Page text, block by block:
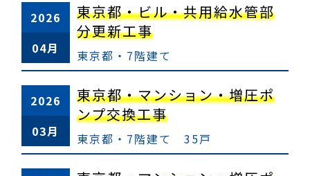
2026
04月
東京都・ビル・共用給水管部
分更新工事
東京都・7階建て
2026
03月
東京都・マンション・増圧ポ
ンプ交換工事
東京都・7階建て 35戸